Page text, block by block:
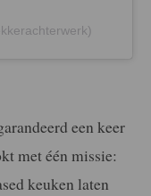
een keer
met één missie:
keuken laten